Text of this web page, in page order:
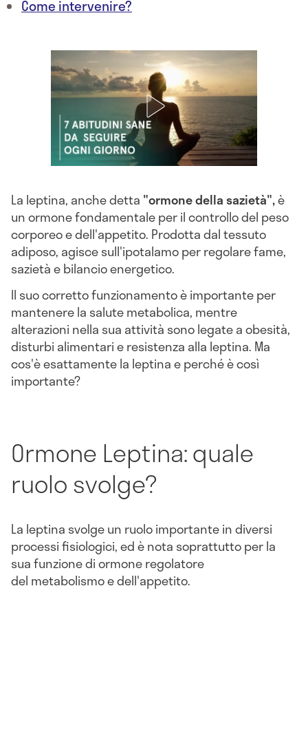
Come intervenire?
La leptina, anche detta "ormone della sazietà",è
un ormone fondamentale per il controllo del peso
corporeo e dell'appetito. Prodotta dal tessuto
adiposo, agisce sull'ipotalamo per regolare fame,
sazietà e bilancio energetico.
Il suo corretto funzionamento è importante per
mantenere la salute metabolica, mentre
alterazioni nella sua attività sono legate a obesità,
disturbi alimentari e resistenza alla leptina. Ma
cos'è esattamente la leptina e perché è così
importante?
Ormone Leptina: quale
ruolo svolge?
La leptina svolge un ruolo importante in diversi
processi fisiologici, ed è nota soprattutto per la
sua funzione di ormone regolatore
del metabolismo e dell'appetito.